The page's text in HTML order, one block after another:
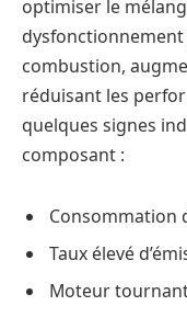
optimiser le
combustion,
réduisant les
quelques signes
composant :
Consommation
Taux élevé
Moteur